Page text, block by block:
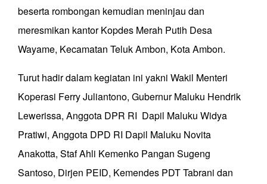
beserta rombongan kemudian meninjau dan
meresmikan kantor Kopdes Merah Putih Desa
Wayame, Kecamatan Teluk Ambon, Kota Ambon.
Turut hadir dalam kegiatan ini yakni Wakil Menteri
Koperasi Ferry Juliantono, Gubernur Maluku Hendrik
Lewerissa, Anggota DPR RI Dapil Maluku Widya
Pratiwi, Anggota DPD RI Dapil Maluku Novita
Anakotta, Staf Ahli Kemenko Pangan Sugeng
Santoso, Dirjen PEID, Kemendes PDT Tabrani dan